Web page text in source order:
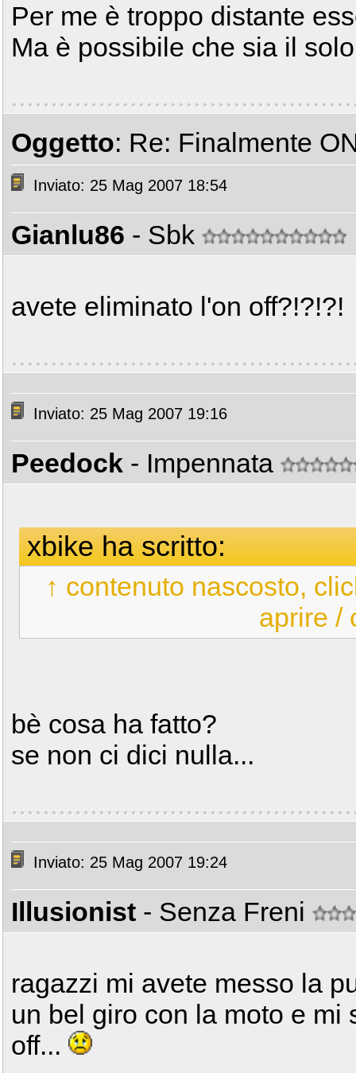
Per me è troppo distante
Ma è possibile che sia il
Oggetto: Re: Finalmente
Inviato: 25 Mag 2007 18:54
Gianlu86 - Sbk
avete eliminato l'on off?!?!?!
Inviato: 25 Mag 2007 19:16
Peedock - Impennata
xbike ha scritto:
↑ contenuto nascosto,
aprire /
bè cosa ha fatto?
se non ci dici nulla...
Inviato: 25 Mag 2007 19:24
Illusionist - Senza Freni
ragazzi mi avete messo la
un bel giro con la moto e mi
off...